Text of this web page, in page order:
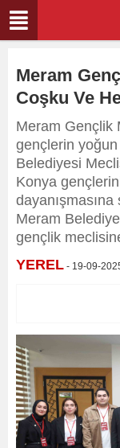
Meram
Coşku Ve
Meram Gençlik
gençlerin yoğun
Belediyesi
Konya
Meram
gençlik
YEREL - 19-09-